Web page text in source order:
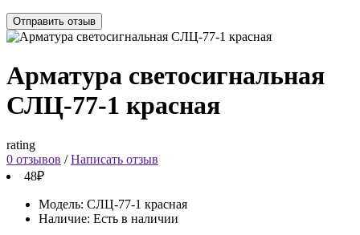
Отправить отзыв
Арматура светосигнальная
СЛЦ-77-1 красная
rating
0 отзывов /Написать отзыв
48₽
Модель: СЛЦ-77-1 красная
Наличие: Есть в наличии